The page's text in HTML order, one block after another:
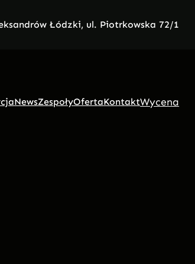
Łódzki, ul. Piotrkowska 72/1
NewsZespołyOfertaKontaktWycena